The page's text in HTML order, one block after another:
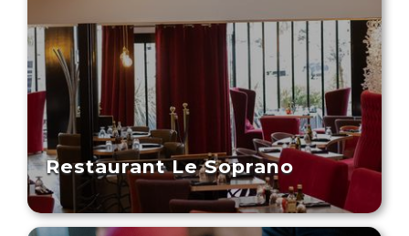
Restaurant Le Soprano